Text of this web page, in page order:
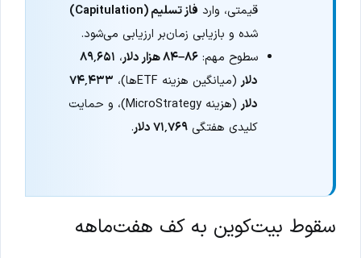
قیمتی، وارد فاز تسلیم (Capitulation)
شده و بازیابی زمان‌بر ارزیابی می‌شود.
سطوح مهم:۸۶–۸۴ هزار دلار ، ۸۹٬۶۵۱
دلار(میانگین هزینه ETFها)،
۷۴٬۴۳۳
دلار
(هزینه MicroStrategy)، و حمایت
کلیدی هفتگی۷۱٬۷۶۹ دلار .
سقوط بیت‌کوین به کف هفت‌ماهه